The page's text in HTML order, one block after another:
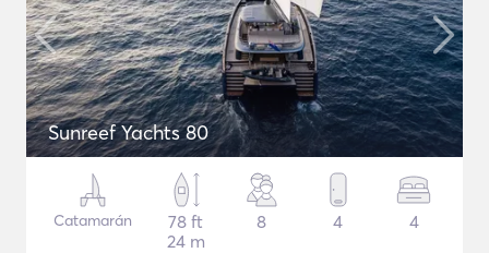
Sunreef Yachts 80
Catamarán
78 ft
24 m
8 4 4